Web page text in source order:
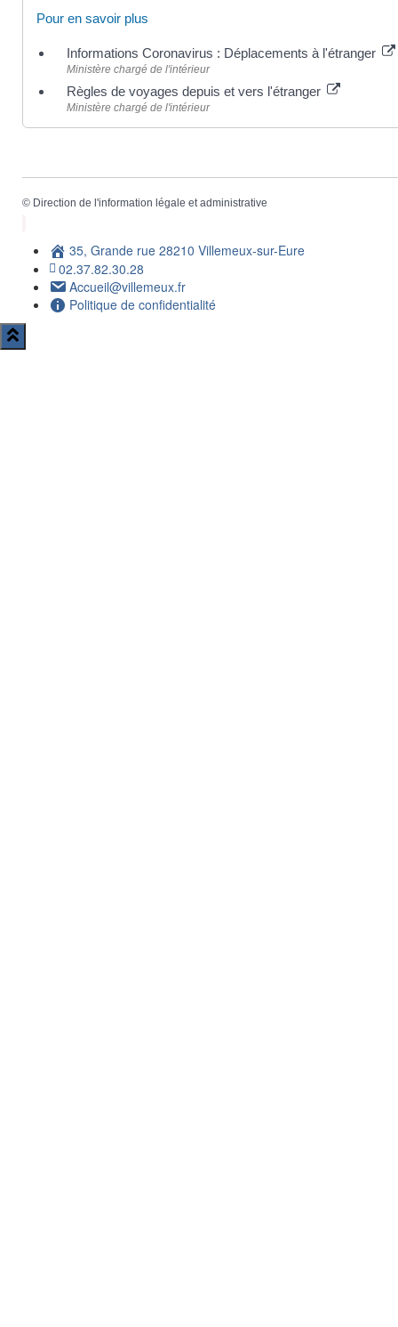
Pour en savoir plus
Informations Coronavirus : Déplacements à l'étranger
Ministère chargé de l'intérieur
Règles de voyages depuis et vers l'étranger
Ministère chargé de l'intérieur
© Direction de l'information légale et administrative
35, Grande rue 28210 Villemeux-sur-Eure
02.37.82.30.28
Accueil@villemeux.fr
Politique de confidentialité